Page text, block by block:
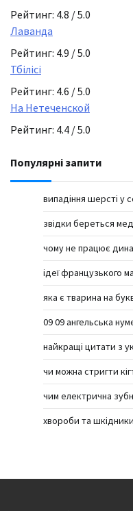
Рейтинг: 4.8 / 5.0
Лаванда
Рейтинг: 4.9 / 5.0
Тбілісі
Рейтинг: 4.6 / 5.0
На Нетеченской
Рейтинг: 4.4 / 5.0
Популярні запити
випадіння шерсті у
звідки береться
чому не працює
ідеї французького
яка є тварина на
09 09 ангельська
найкращі цитати з
чи можна стригти
чим електрична
хвороби та